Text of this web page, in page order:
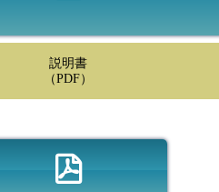
説明書
（PDF）